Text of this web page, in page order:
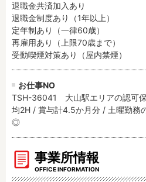
退職金共済加入あり
退職金制度あり（1年以上）
定年制あり（一律60歳）
再雇用あり（上限70歳まで）
受動喫煙対策あり（屋内禁煙）
お仕事NO
TSH-36041 大山駅エリアの認可
均2H / 賞与計4.5か月分 / 土曜勤務
◎
事業所情報
OFFICE INFORMATION